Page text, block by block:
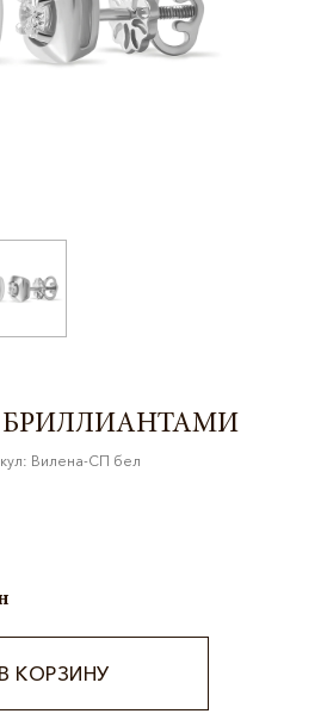
БРИЛЛИАНТАМИ
Вилена-СП бел
В КОРЗИНУ